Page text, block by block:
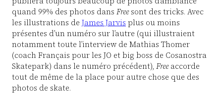
quand 99% des photos dans Freesont des tricks. Avec
les illustrations de James Jarvis plus ou moins
présentes d’un numéro sur l’autre (qui illustraient
notamment toute l’interview de Mathias Thomer
(coach Français pour les JO et big boss de Cosanostra
Skatepark) dans le numéro précédent), Freeaccorde
tout de même de la place pour autre chose que des
photos de skate.